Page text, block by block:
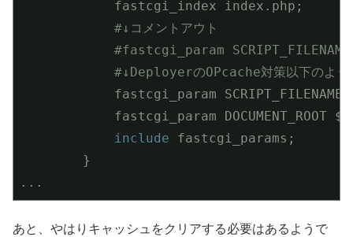
            fastcgi_index index.php;
#↓コメントアウト
#fastcgi_param
#↓DeployerのOPcache対策以下のよう
fastcgi_param SCRIPT_FILENAME
fastcgi_param DOCUMENT_ROOT
include fastcgi_params;
        }
...
あと、やはりキャッシュをクリアする必要はあるようで